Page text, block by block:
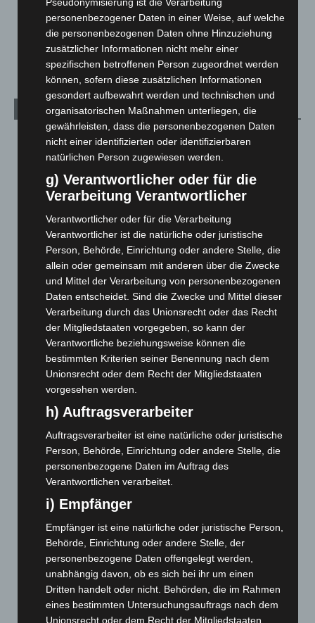
Über uns
Veranstaltungen
1.888
Archiv
August 2026(14)
Juli 2026(73)
Juni 2026(139)
Mai 2026(99)
April 2026(99)
März 2026(115)
Februar 2026(109)
Januar 2026(122)
Dezember 2025(103)
November 2025(114)
Oktober 2025(112)
September 2025 (93)
August 2025(90)
Juli 2025 (90)
Juni 2025(103)
Mai 2025(112)
April 2025(88)
März 2025(111)
Januar 2025(88)
Dezember 2024(89)
November 2024(94)
Oktober 2024(93)
Pseudonymisierung ist die Verarbeitung
personenbezogener Daten in einer Weise, auf welche
die personenbezogenen Daten ohne Hinzuziehung
zusätzlicher Informationen nicht mehr einer
spezifischen betroffenen Person zugeordnet werden
können, sofern diese zusätzlichen Informationen
gesondert aufbewahrt werden und technischen und
organisatorischen Maßnahmen unterliegen, die
gewährleisten, dass die personenbezogenen Daten
nicht einer identifizierten oder identifizierbaren
natürlichen Person zugewiesen werden.
g) Verantwortlicher oder für die
Verarbeitung Verantwortlicher
Verantwortlicher oder für die Verarbeitung
Verantwortlicher ist die natürliche oder juristische
Person, Behörde, Einrichtung oder andere Stelle, die
allein oder gemeinsam mit anderen über die Zwecke
und Mittel der Verarbeitung von personenbezogenen
Daten entscheidet. Sind die Zwecke und Mittel dieser
Verarbeitung durch das Unionsrecht oder das Recht
der Mitgliedstaaten vorgegeben, so kann der
Verantwortliche beziehungsweise können die
bestimmten Kriterien seiner Benennung nach dem
Unionsrecht oder dem Recht der Mitgliedstaaten
vorgesehen werden.
h) Auftragsverarbeiter
Auftragsverarbeiter ist eine natürliche oder juristische
Person, Behörde, Einrichtung oder andere Stelle, die
personenbezogene Daten im Auftrag des
Verantwortlichen verarbeitet.
i) Empfänger
Empfänger ist eine natürliche oder juristische Person,
Behörde, Einrichtung oder andere Stelle, der
personenbezogene Daten offengelegt werden,
unabhängig davon, ob es sich bei ihr um einen
Dritten handelt oder nicht. Behörden, die im Rahmen
eines bestimmten Untersuchungsauftrags nach dem
Unionsrecht oder dem Recht der Mitgliedstaaten